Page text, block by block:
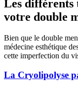
Les différents
votre double
Bien que le double
médecine esthétique
cette imperfection du
La Cryolipolyse